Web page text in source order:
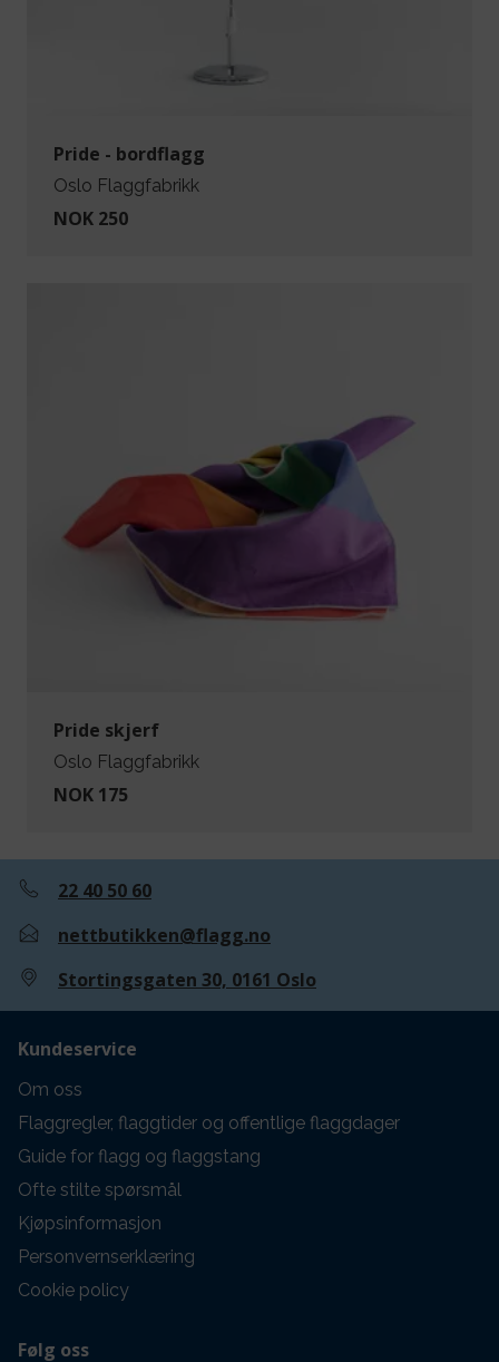
Pride - bordflagg
Oslo Flaggfabrikk
NOK 250
Pride skjerf
Oslo Flaggfabrikk
NOK 175
22 40 50 60
nettbutikken@flagg.no
Stortingsgaten 30, 0161 Oslo
Kundeservice
Om oss
Flaggregler, flaggtider og offentlige flaggdager
Guide for flagg og flaggstang
Ofte stilte spørsmål
Kjøpsinformasjon
Personvernserklæring
Cookie policy
Følg oss